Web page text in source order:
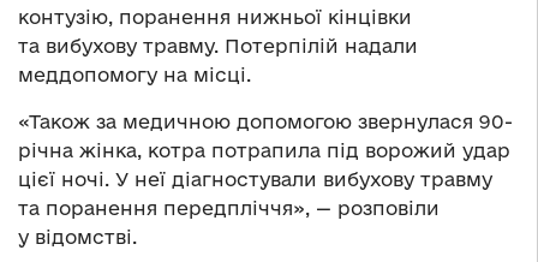
контузію, поранення нижньої кінцівки
та вибухову травму. Потерпілій надали
меддопомогу на місці.
«Також за медичною допомогою звернулася 90-
річна жінка, котра потрапила під ворожий удар
цієї ночі. У неї діагностували вибухову травму
та поранення передпліччя», — розповіли
у відомстві.